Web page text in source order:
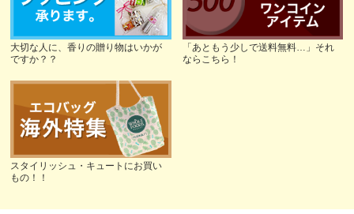
大切な人に、香りの贈り物はいかが
ですか？？
「あともう少しで送料無料…」それ
ならこちら！
スタイリッシュ・キュートにお買い
もの！！